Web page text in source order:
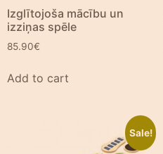
Izglītojoša mācību un
izziņas spēle
85.90€
Add to cart
Sale!